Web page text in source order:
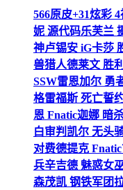
566原皮+31炫彩
妮 源代码乐芙兰
神卢锡安 iG卡莎
兽猎人德莱文 胜
SSW雷恩加尔 勇
格雷福斯 死亡誓
恩 Fnatic迦娜 暗
白审判凯尔 无头
对费德提克
兵辛吉德 魅惑女
森茂凯 钢铁军团